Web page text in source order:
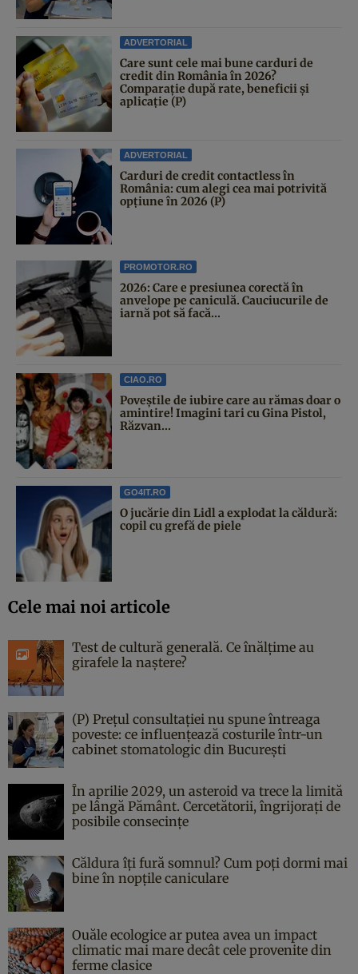
ADVERTORIAL
Care sunt cele mai bune carduri de
credit din România în 2026?
Comparație după rate, beneficii și
aplicație (P)
ADVERTORIAL
Carduri de credit contactless în
România: cum alegi cea mai potrivită
opțiune în 2026 (P)
PROMOTOR.RO
2026: Care e presiunea corectă în
anvelope pe caniculă. Cauciucurile de
iarnă pot să facă...
CIAO.RO
Poveştile de iubire care au rămas doar o
amintire! Imagini tari cu Gina Pistol,
Răzvan...
GO4IT.RO
O jucărie din Lidl a explodat la căldură:
copil cu grefă de piele
Cele mai noi articole
Test de cultură generală. Ce înălțime au
girafele la naștere?
(P) Prețul consultației nu spune întreaga
poveste: ce influențează costurile într-un
cabinet stomatologic din București
În aprilie 2029, un asteroid va trece la limită
pe lângă Pământ. Cercetătorii, îngrijorați de
posibile consecințe
Căldura îți fură somnul? Cum poți dormi mai
bine în nopțile caniculare
Ouăle ecologice ar putea avea un impact
climatic mai mare decât cele provenite din
ferme clasice